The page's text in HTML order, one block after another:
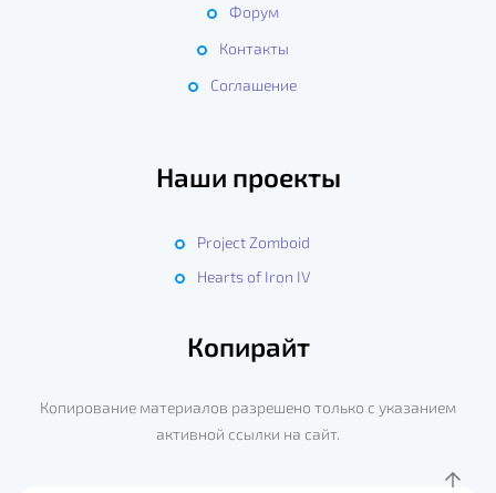
Форум
Контакты
Соглашение
Наши проекты
Project Zomboid
Hearts of Iron IV
Копирайт
Копирование материалов разрешено только с указанием
активной ссылки на сайт.